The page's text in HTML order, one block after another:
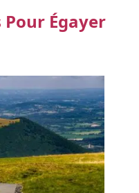
Pour Égayer